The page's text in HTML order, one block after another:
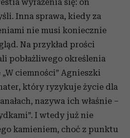
wyrażenia się: on
Inna sprawa, kiedy za
nie musi koniecznie
Na przykład prości
pobłażliwego określenia
„W ciemności” Agnieszki
który ryzykuje życie dla
nazywa ich właśnie –
I wtedy już nie
kamieniem, choć z punktu